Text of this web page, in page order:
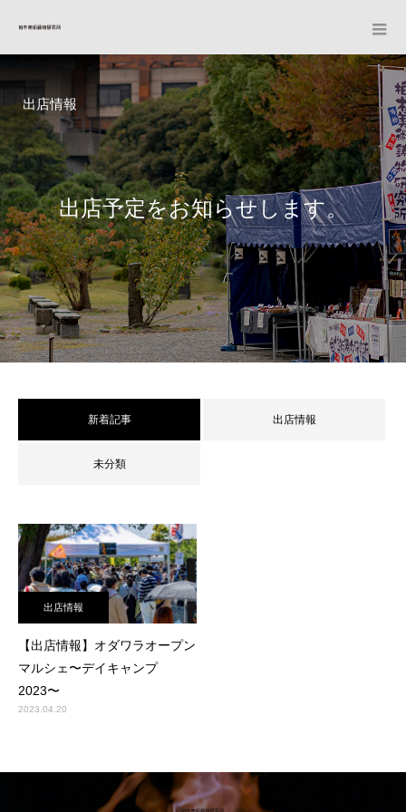
出店情報
出店予定をお知らせします。
新着記事 出店情報
未分類
出店情報
【出店情報】オダワラオープン
マルシェ〜デイキャンプ
2023〜
2023.04.20